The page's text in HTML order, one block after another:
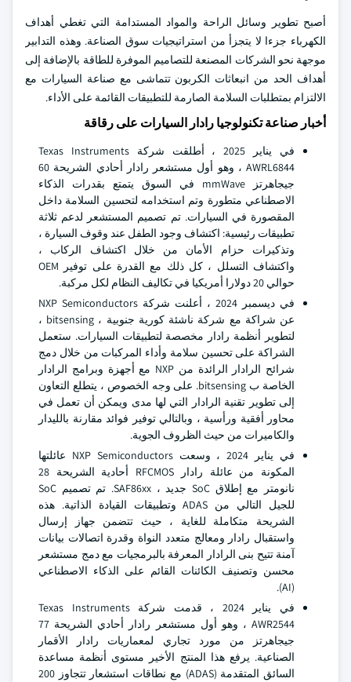
أصبح تطوير وسائل الراحة والمواد المستدامة التي تغطي أهداف
الكهرباء جزءا لا يتجزأ من استراتيجيات سوق الصناعة. وهذه التدابير
موجهة نحو الشركات المصنعة للتصاميم الموفرة للطاقة بالإضافة إلى
أهداف الحد من انبعاثات الكربون تتماشى مع صناعة السيارات مع
الالتزام بمتطلبات السلامة الصارمة للتطبيقات القائمة على الأداء.
أخبار صناعة تكنولوجيا رادار السيارات على رقاقة
في يناير 2025 ، أطلقت شركة Texas Instruments
AWRL6844 ، وهو أول مستشعر رادار أحادي الشريحة 60
جيجاهرتز mmWave في السوق يتمتع بقدرات الذكاء
الاصطناعي متطورة وتم استخدامه لتحسين السلامة داخل
المقصورة في السيارات. تم تصميم المستشعر لدعم ثلاثة
تطبيقات رئيسية: اكتشاف وجود الطفل عند وقوف السيارة ،
وتذكيرات حزام الأمان من خلال اكتشاف الركاب ،
واكتشاف التسلل ، كل ذلك مع القدرة على توفير OEM
حوالي 20 دولارا أمريكيا في تكاليف النظام لكل مركبة.
في ديسمبر 2024 ، أعلنت شركة NXP Semiconductors
عن شراكة مع شركة ناشئة كورية جنوبية ، bitsensing ،
لتطوير أنظمة رادار مخصصة لتطبيقات السيارات. ستعمل
الشراكة على تحسين سلامة وأداء المركبات من خلال دمج
شرائح الرادار الرائدة من NXP مع أجهزة وبرامج الرادار
الخاصة ب bitsensing. على وجه الخصوص ، يتطلع التعاون
إلى تطوير تقنية الرادار التي لها مدى ويمكن أن تعمل في
محاور أفقية ورأسية ، وبالتالي توفير فوائد مقارنة بالليدار
والكاميرات من حيث الظروف الجوية.
في يناير 2024 ، وسعت NXP Semiconductors عائلتها
المكونة من عائلة رادار RFCMOS أحادية الشريحة 28
نانومتر مع إطلاق SoC جديد ، SAF86xx. تم تصميم SoC
للجيل التالي من ADAS وتطبيقات القيادة الذاتية. هذه
الشريحة متكاملة للغاية ، حيث تتضمن جهاز إرسال
واستقبال رادار ومعالج متعدد النواة وقدرة اتصالات بيانات
آمنة تتيح بنى الرادار المعرفة بالبرمجيات مع دمج مستشعر
محسن وتصنيف الكائنات القائم على الذكاء الاصطناعي
(AI).
في يناير 2024 ، قدمت شركة Texas Instruments
AWR2544 ، وهو أول مستشعر رادار أحادي الشريحة 77
جيجاهرتز من مورد تجاري لمعماريات رادار الأقمار
الصناعية. يرفع هذا المنتج الأخير مستوى أنظمة مساعدة
السائق المتقدمة (ADAS) مع نطاقات استشعار تتجاوز 200